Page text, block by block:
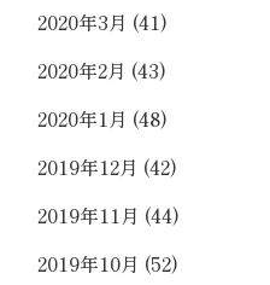
2020年3月 (41)
2020年2月 (43)
2020年1月 (48)
2019年12月 (42)
2019年11月 (44)
2019年10月 (52)